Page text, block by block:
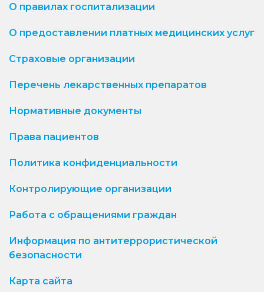
О правилах госпитализации
О предоставлении платных медицинских услуг
Страховые организации
Перечень лекарственных препаратов
Нормативные документы
Права пациентов
Политика конфиденциальности
Контролирующие организации
Работа с обращениями граждан
Информация по антитеррористической
безопасности
Карта сайта